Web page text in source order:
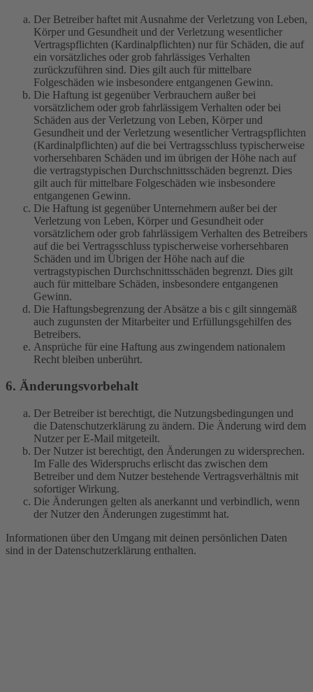
Der Betreiber haftet mit Ausnahme der Verletzung von Leben,
Körper und Gesundheit und der Verletzung wesentlicher
Vertragspflichten (Kardinalpflichten) nur für Schäden, die auf
ein vorsätzliches oder grob fahrlässiges Verhalten
zurückzuführen sind. Dies gilt auch für mittelbare
Folgeschäden wie insbesondere entgangenen Gewinn.
Die Haftung ist gegenüber Verbrauchern außer bei
vorsätzlichem oder grob fahrlässigem Verhalten oder bei
Schäden aus der Verletzung von Leben, Körper und
Gesundheit und der Verletzung wesentlicher Vertragspflichten
(Kardinalpflichten) auf die bei Vertragsschluss typischerweise
vorhersehbaren Schäden und im übrigen der Höhe nach auf
die vertragstypischen Durchschnittsschäden begrenzt. Dies
gilt auch für mittelbare Folgeschäden wie insbesondere
entgangenen Gewinn.
Die Haftung ist gegenüber Unternehmern außer bei der
Verletzung von Leben, Körper und Gesundheit oder
vorsätzlichem oder grob fahrlässigem Verhalten des Betreibers
auf die bei Vertragsschluss typischerweise vorhersehbaren
Schäden und im Übrigen der Höhe nach auf die
vertragstypischen Durchschnittsschäden begrenzt. Dies gilt
auch für mittelbare Schäden, insbesondere entgangenen
Gewinn.
Die Haftungsbegrenzung der Absätze a bis c gilt sinngemäß
auch zugunsten der Mitarbeiter und Erfüllungsgehilfen des
Betreibers.
Ansprüche für eine Haftung aus zwingendem nationalem
Recht bleiben unberührt.
6. Änderungsvorbehalt
Der Betreiber ist berechtigt, die Nutzungsbedingungen und
die Datenschutzerklärung zu ändern. Die Änderung wird dem
Nutzer per E-Mail mitgeteilt.
Der Nutzer ist berechtigt, den Änderungen zu widersprechen.
Im Falle des Widerspruchs erlischt das zwischen dem
Betreiber und dem Nutzer bestehende Vertragsverhältnis mit
sofortiger Wirkung.
Die Änderungen gelten als anerkannt und verbindlich, wenn
der Nutzer den Änderungen zugestimmt hat.
Informationen über den Umgang mit deinen persönlichen Daten
sind in der Datenschutzerklärung enthalten.